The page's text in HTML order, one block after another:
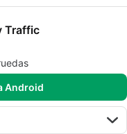
Traffic
Android